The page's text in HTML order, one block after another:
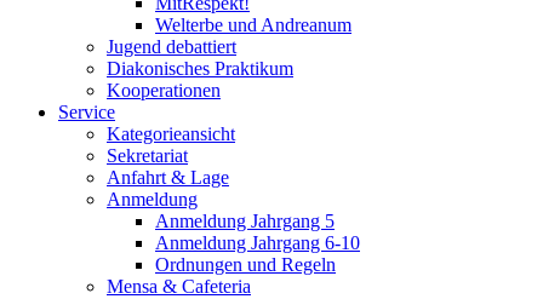
Welterbe und Andreanum
Jugend debattiert
Diakonisches Praktikum
Kooperationen
Service
Kategorieansicht
Sekretariat
Anfahrt & Lage
Anmeldung
Anmeldung Jahrgang 5
Anmeldung Jahrgang 6-10
Ordnungen und Regeln
Mensa & Cafeteria